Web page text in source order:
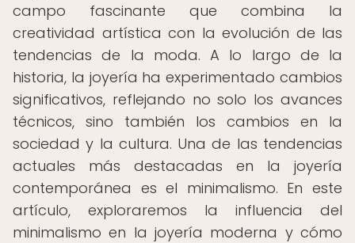
campo fascinante que combina la
creatividad artística con la evolución de las
tendencias de la moda. A lo largo de la
historia, la joyería ha experimentado cambios
significativos, reflejando no solo los avances
técnicos, sino también los cambios en la
sociedad y la cultura. Una de las tendencias
actuales más destacadas en la joyería
contemporánea es el minimalismo. En este
artículo, exploraremos la influencia del
minimalismo en la joyería moderna y cómo